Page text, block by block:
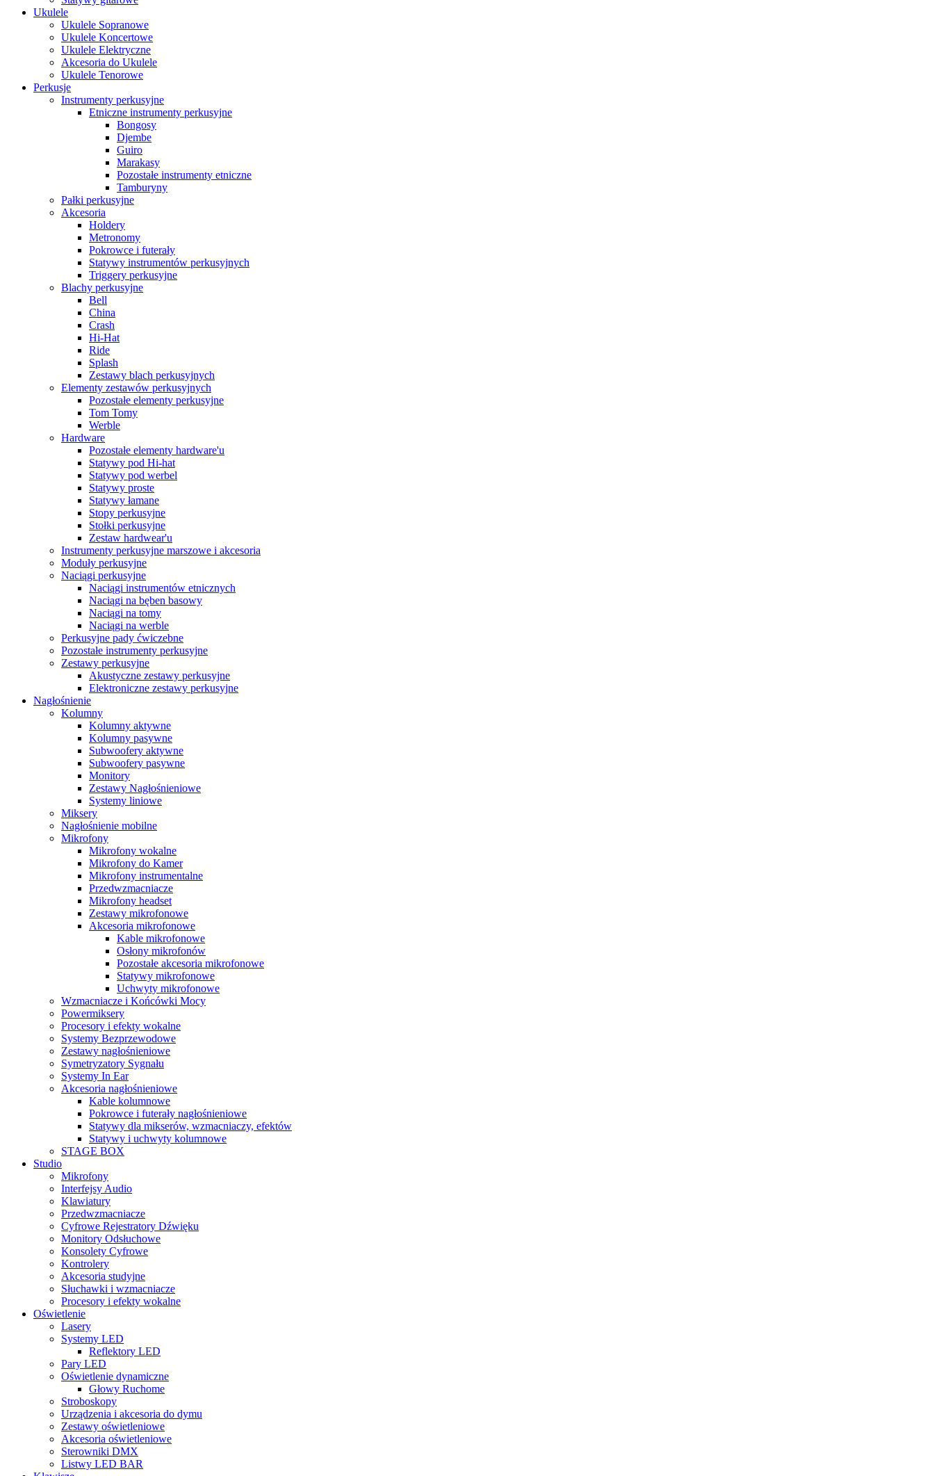
Ukulele
Ukulele Sopranowe
Ukulele Koncertowe
Ukulele Elektryczne
Akcesoria do Ukulele
Ukulele Tenorowe
Perkusje
Instrumenty perkusyjne
Etniczne instrumenty perkusyjne
Bongosy
Djembe
Guiro
Marakasy
Pozostałe instrumenty etniczne
Tamburyny
Pałki perkusyjne
Akcesoria
Holdery
Metronomy
Pokrowce i futerały
Statywy instrumentów perkusyjnych
Triggery perkusyjne
Blachy perkusyjne
Bell
China
Crash
Hi-Hat
Ride
Splash
Zestawy blach perkusyjnych
Elementy zestawów perkusyjnych
Pozostałe elementy perkusyjne
Tom Tomy
Werble
Hardware
Pozostałe elementy hardware'u
Statywy pod Hi-hat
Statywy pod werbel
Statywy proste
Statywy łamane
Stopy perkusyjne
Stołki perkusyjne
Zestaw hardwear'u
Instrumenty perkusyjne marszowe i akcesoria
Moduły perkusyjne
Naciągi perkusyjne
Naciągi instrumentów etnicznych
Naciągi na bęben basowy
Naciągi na tomy
Naciągi na werble
Perkusyjne pady ćwiczebne
Pozostałe instrumenty perkusyjne
Zestawy perkusyjne
Akustyczne zestawy perkusyjne
Elektroniczne zestawy perkusyjne
Nagłośnienie
Kolumny
Kolumny aktywne
Kolumny pasywne
Subwoofery aktywne
Subwoofery pasywne
Monitory
Zestawy Nagłośnieniowe
Systemy liniowe
Miksery
Nagłośnienie mobilne
Mikrofony
Mikrofony wokalne
Mikrofony do Kamer
Mikrofony instrumentalne
Przedwzmacniacze
Mikrofony headset
Zestawy mikrofonowe
Akcesoria mikrofonowe
Kable mikrofonowe
Osłony mikrofonów
Pozostałe akcesoria mikrofonowe
Statywy mikrofonowe
Uchwyty mikrofonowe
Wzmacniacze i Końcówki Mocy
Powermiksery
Procesory i efekty wokalne
Systemy Bezprzewodowe
Zestawy nagłośnieniowe
Symetryzatory Sygnału
Systemy In Ear
Akcesoria nagłośnieniowe
Kable kolumnowe
Pokrowce i futerały nagłośnieniowe
Statywy dla mikserów, wzmacniaczy, efektów
Statywy i uchwyty kolumnowe
STAGE BOX
Studio
Mikrofony
Interfejsy Audio
Klawiatury
Przedwzmacniacze
Cyfrowe Rejestratory Dźwięku
Monitory Odsłuchowe
Konsolety Cyfrowe
Kontrolery
Akcesoria studyjne
Słuchawki i wzmacniacze
Procesory i efekty wokalne
Oświetlenie
Lasery
Systemy LED
Reflektory LED
Pary LED
Oświetlenie dynamiczne
Głowy Ruchome
Stroboskopy
Urządzenia i akcesoria do dymu
Zestawy oświetleniowe
Akcesoria oświetleniowe
Sterowniki DMX
Listwy LED BAR